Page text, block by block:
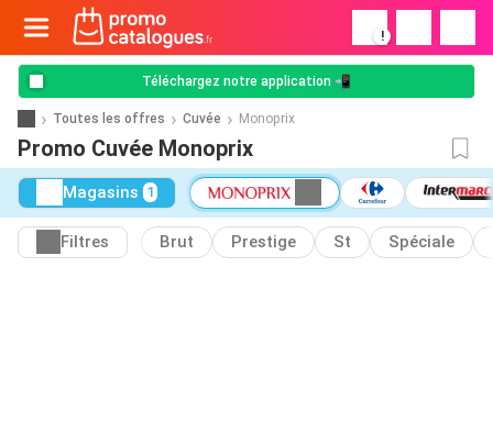
!
Téléchargez notre application 📲
Toutes les offres Cuvée Monoprix
Promo Cuvée Monoprix
Magasins 1
Filtres Brut Prestige St Spéciale